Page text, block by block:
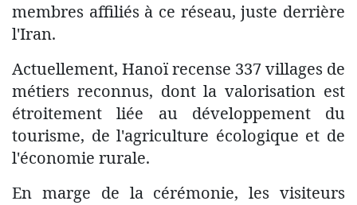
membres affiliés à ce réseau, juste derrière
l'Iran.
Actuellement, Hanoï recense 337 villages de
métiers reconnus, dont la valorisation est
étroitement liée au développement du
tourisme, de l'agriculture écologique et de
l'économie rurale.
En marge de la cérémonie, les visiteurs